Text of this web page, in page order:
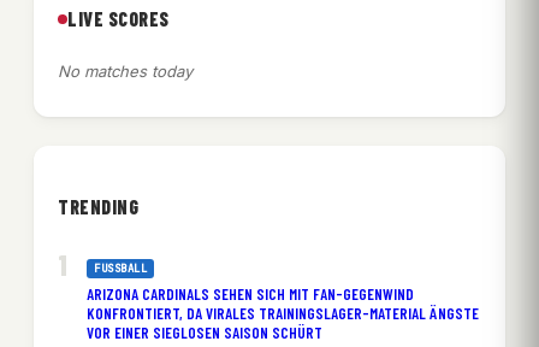
LIVE SCORES
No matches today
TRENDING
FUSSBALL
ARIZONA CARDINALS SEHEN SICH MIT FAN-GEGENWIND
KONFRONTIERT, DA VIRALES TRAININGSLAGER-MATERIAL ÄNGSTE
VOR EINER SIEGLOSEN SAISON SCHÜRT